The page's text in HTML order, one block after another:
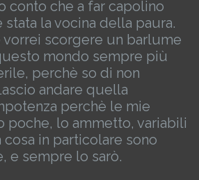
conto che a far capolino
stata la vocina della paura.
vorrei scorgere un barlume
mondo sempre più
perchè so di non
andare quella
perchè le mie
poche, lo ammetto, variabili
in particolare sono
e sempre lo sarò.